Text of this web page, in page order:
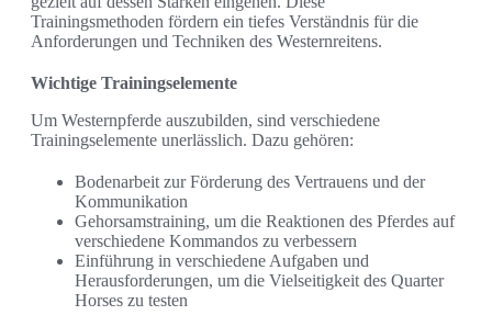
Trainingsmethoden fördern ein tiefes Verständnis für die
Anforderungen und Techniken des Westernreitens.
Wichtige Trainingselemente
Um Westernpferde auszubilden, sind verschiedene
Trainingselemente unerlässlich. Dazu gehören:
Bodenarbeit zur Förderung des Vertrauens und der
Kommunikation
Gehorsamstraining, um die Reaktionen des Pferdes auf
verschiedene Kommandos zu verbessern
Einführung in verschiedene Aufgaben und
Herausforderungen, um die Vielseitigkeit des Quarter
Horses zu testen